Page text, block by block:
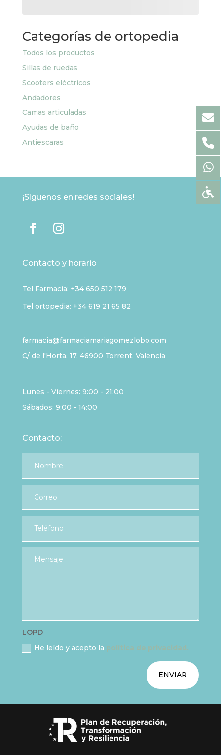
Categorías de ortopedia
Todos los productos
Sillas de ruedas
Scooters eléctricos
Andadores
Camas articuladas
Ayudas de baño
Antiescaras
¡Síguenos en redes sociales!
Contacto y horario
Tel Farmacia: +34 650 512 179
Tel ortopedia: +34 619 21 65 82
farmacia@farmaciamariagomezlobo.com
C/ de l'Horta, 17, 46900 Torrent, Valencia
Lunes - Viernes: 9:00 - 21:00
Sábados: 9:00 - 14:00
Contacto:
LOPD
He leído y acepto la política de privacidad.
ENVIAR